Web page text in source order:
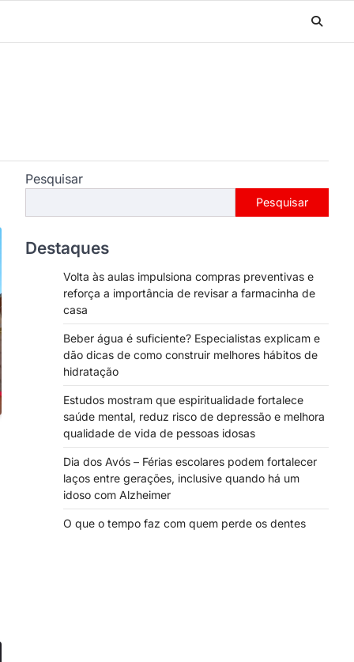
Pesquisar
Pesquisar
Destaques
Volta às aulas impulsiona compras preventivas e
reforça a importância de revisar a farmacinha de
casa
Beber água é suficiente? Especialistas explicam e
dão dicas de como construir melhores hábitos de
hidratação
Estudos mostram que espiritualidade fortalece
saúde mental, reduz risco de depressão e melhora
qualidade de vida de pessoas idosas
Dia dos Avós – Férias escolares podem fortalecer
laços entre gerações, inclusive quando há um
idoso com Alzheimer
O que o tempo faz com quem perde os dentes